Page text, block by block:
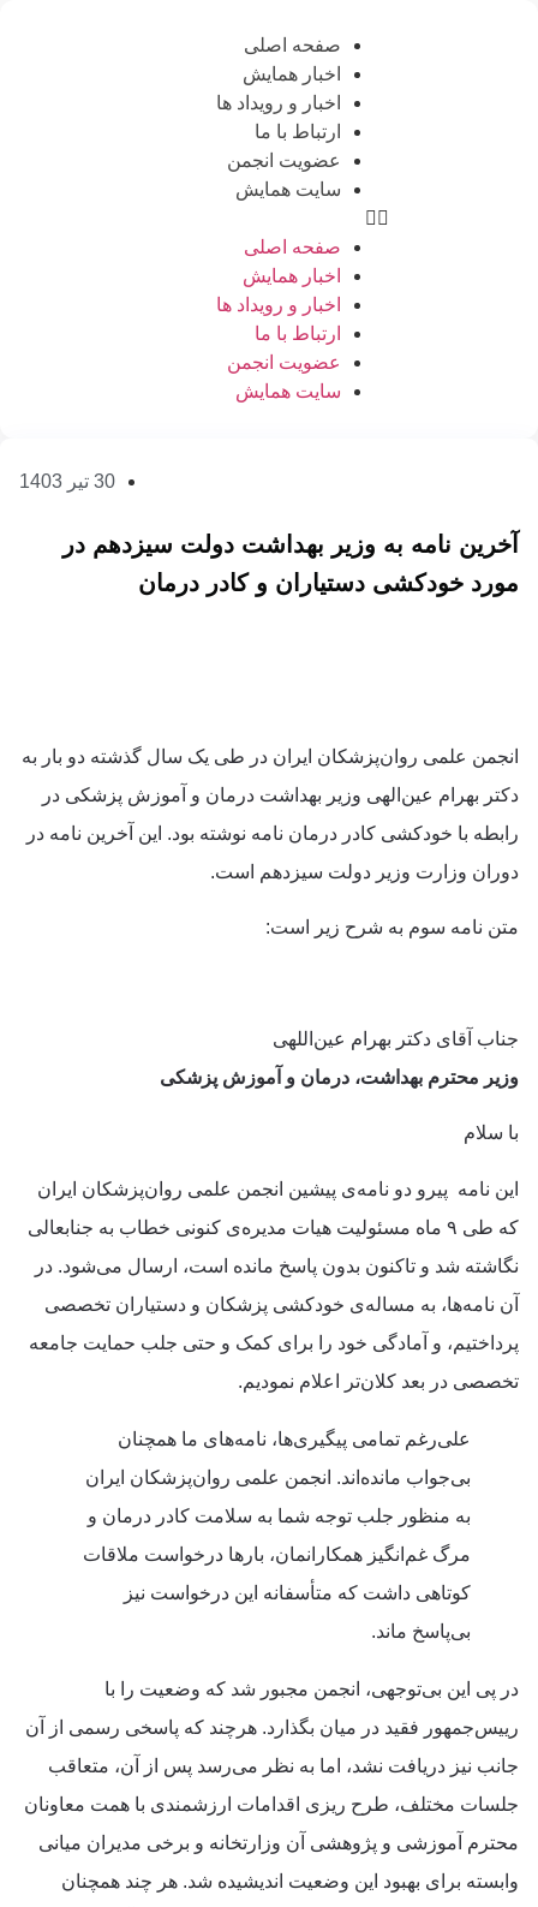
صفحه اصلی
اخبار همایش
اخبار و رویداد ها
ارتباط با ما
عضویت انجمن
سایت همایش
صفحه اصلی
اخبار همایش
اخبار و رویداد ها
ارتباط با ما
عضویت انجمن
سایت همایش
30 تیر 1403
آخرین نامه به وزیر بهداشت دولت سیزدهم در
مورد خودکشی دستیاران و کادر درمان
انجمن علمی روان‌پزشکان ایران در طی یک سال گذشته دو بار به
دکتر بهرام عین‌الهی وزیر بهداشت درمان و آموزش پزشکی در
رابطه با خودکشی کادر درمان نامه نوشته بود. این آخرین نامه در
دوران وزارت وزیر دولت سیزدهم است.
متن نامه سوم به شرح زیر است:
جناب آقای دکتر بهرام عین‌اللهی
وزیر محترم بهداشت، درمان و آموزش پزشکی
با سلام
این نامه پیرو دو نامه‌ی پیشین انجمن علمی روان‌پزشکان ایران
که طی ۹ ماه مسئولیت هیات مدیره‌ی کنونی خطاب به جنابعالی
نگاشته شد و تاکنون بدون پاسخ مانده است، ارسال می‌شود. در
آن نامه‌ها، به مساله‌ی خودکشی پزشکان و دستیاران تخصصی
پرداختیم، و آمادگی خود را برای کمک و حتی جلب حمایت جامعه
تخصصی در بعد کلان‌تر اعلام نمودیم.
علی‌رغم تمامی پیگیری‌ها، نامه‌های ما همچنان
بی‌جواب مانده‌اند. انجمن علمی روان‌پزشکان ایران
به منظور جلب توجه شما به سلامت کادر درمان و
مرگ غم‌انگیز همکارانمان، بارها درخواست ملاقات
کوتاهی داشت که متأسفانه این درخواست نیز
بی‌پاسخ ماند.
در پی این بی‌توجهی، انجمن مجبور شد که وضعیت را با
رییس‌جمهور فقید در میان بگذارد. هرچند که پاسخی رسمی از آن
جانب نیز دریافت نشد، اما به نظر می‌رسد پس از آن، متعاقب
جلسات مختلف، طرح ریزی اقدامات ارزشمندی با همت معاونان
محترم آموزشی و پژوهشی آن وزارتخانه و برخی مدیران میانی
وابسته برای بهبود این وضعیت اندیشیده شد. هر چند همچنان